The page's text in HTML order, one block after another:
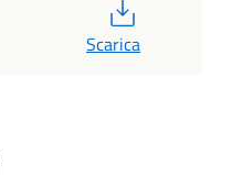
Scarica